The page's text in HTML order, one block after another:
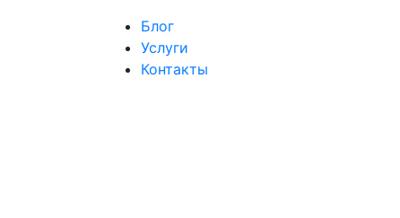
Блог
Услуги
Контакты